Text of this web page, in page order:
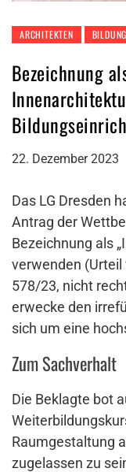
ARCHITEKTEN
Bezeichnung
22. Dezember 2023
Das LG Dresden
Antrag der
Bezeichnung als
verwenden (Urteil
578/23, nicht
erwecke den
sich um eine
Zum Sachverhalt
Die Beklagte bot
Raumgestaltung
zugelassen zu